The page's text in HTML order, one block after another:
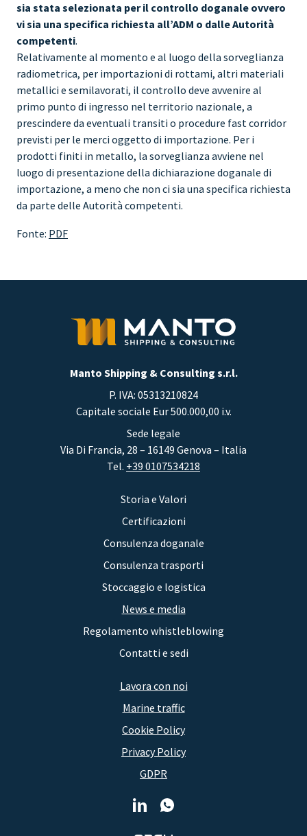
sia stata selezionata per il controllo doganale ovvero
vi sia una specifica richiesta all’ADM o dalle Autorità
competenti.
Relativamente al momento e al luogo della sorveglianza
radiometrica, per importazioni di rottami, altri materiali
metallici e semilavorati, il controllo deve avvenire al
primo punto di ingresso nel territorio nazionale, a
prescindere da eventuali transiti o procedure fast corridor
previsti per le merci oggetto di importazione. Per i
prodotti finiti in metallo, la sorveglianza avviene nel
luogo di presentazione della dichiarazione doganale di
importazione, a meno che non ci sia una specifica richiesta
da parte delle Autorità competenti.
Fonte: PDF
Manto Shipping & Consulting s.r.l.
P. IVA: 05313210824
Capitale sociale Eur 500.000,00 i.v.
Sede legale
Via Di Francia, 28 – 16149 Genova – Italia
Tel. +39 0107534218
Storia e Valori
Certificazioni
Consulenza doganale
Consulenza trasporti
Stoccaggio e logistica
News e media
Regolamento whistleblowing
Contatti e sedi
Lavora con noi
Marine traffic
Cookie Policy
Privacy Policy
GDPR